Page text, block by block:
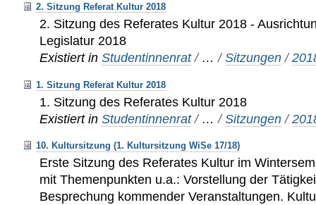
2. Sitzung Referat Kultur 2018
2. Sitzung des Referates Kultur 2018 -
Legislatur 2018
Existiert in Studentinnenrat / …/Sitzungen /
1. Sitzung Referat Kultur 2018
1. Sitzung des Referates Kultur 2018
Existiert in Studentinnenrat / …/Sitzungen /
10. Kultursitzung (1. Kultursitzung WiSe 17/18)
Erste Sitzung des Referates Kultur im
mit Themenpunkten u.a.: Vorstellung der
Besprechung kommender Veranstaltungen.